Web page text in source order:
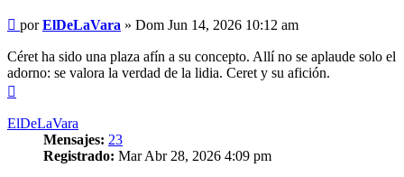
Mensaje
porElDeLaVara » Dom Jun 14, 2026 10:12 am
Céret ha sido una plaza afín a su concepto. Allí no se aplaude solo el
adorno: se valora la verdad de la lidia. Ceret y su afición.
ElDeLaVara
Mensajes: 23
Registrado: Mar Abr 28, 2026 4:09 pm